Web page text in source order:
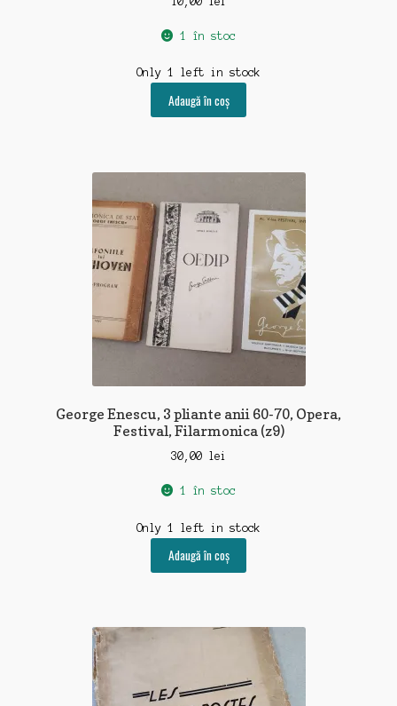
educatie-rechizite-manuale
folclor-religii-ezoterism
fotografii-negative-diapozitive
harti-planuri
jucarii-jocuri-machete
timbre-plicuri-scrisori
ziare-reviste
1 în stoc
Only 1 left in stock
Adaugă în coș
George Enescu, 3 pliante anii 60-70, Opera,
Festival, Filarmonica (z9)
30,00 lei
1 în stoc
Only 1 left in stock
Adaugă în coș